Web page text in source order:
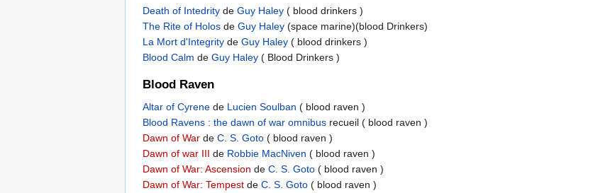
Death of Intedrity de Guy Haley ( blood drinkers )
The Rite of Holos de Guy Haley (space marine)(blood Drinkers)
La Mort d'Integrity de Guy Haley ( blood drinkers )
Blood Calm de Guy Haley ( Blood Drinkers )
Blood Raven
Altar of Cyrene de Lucien Soulban ( blood raven )
Blood Ravens : the dawn of war omnibus recueil ( blood raven )
Dawn of War de C. S. Goto ( blood raven )
Dawn of war III de Robbie MacNiven ( blood raven )
Dawn of War: Ascension de C. S. Goto ( blood raven )
Dawn of War: Tempest de C. S. Goto ( blood raven )